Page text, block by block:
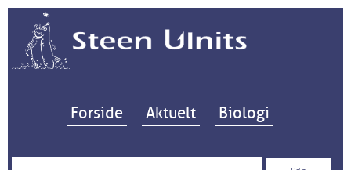
Hop til indhold
Forside Aktuelt Biologi
Søg